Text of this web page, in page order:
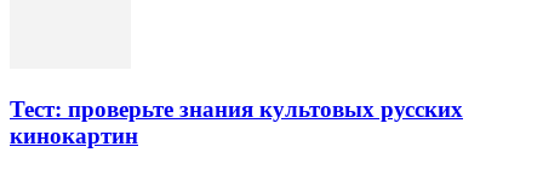
Тест: проверьте знания культовых русских
кинокартин